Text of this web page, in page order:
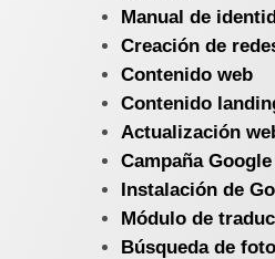
Manual de
Creación de
Contenido web
Contenido
Actualización
Campaña Google
Instalación de
Módulo de
Búsqueda de